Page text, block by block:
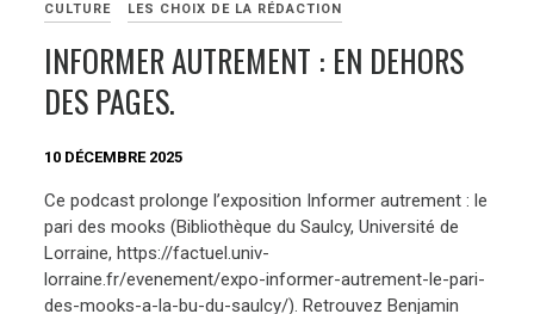
CULTURE LES CHOIX DE LA RÉDACTION
INFORMER AUTREMENT : EN DEHORS
DES PAGES.
10 DÉCEMBRE 2025
Ce podcast prolonge l’exposition Informer autrement : le
pari des mooks (Bibliothèque du Saulcy, Université de
Lorraine, https://factuel.univ-
lorraine.fr/evenement/expo-informer-autrement-le-pari-
des-mooks-a-la-bu-du-saulcy/). Retrouvez Benjamin